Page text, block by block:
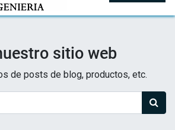
sitio web
de posts de blog, productos, etc.